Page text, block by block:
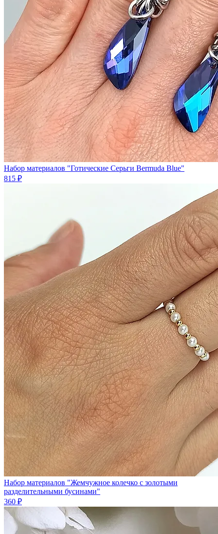
Набор материалов "Готические Серьги Bermuda Blue"
815 ₽
Набор материалов "Жемчужное колечко с золотыми
разделительными бусинами"
360 ₽